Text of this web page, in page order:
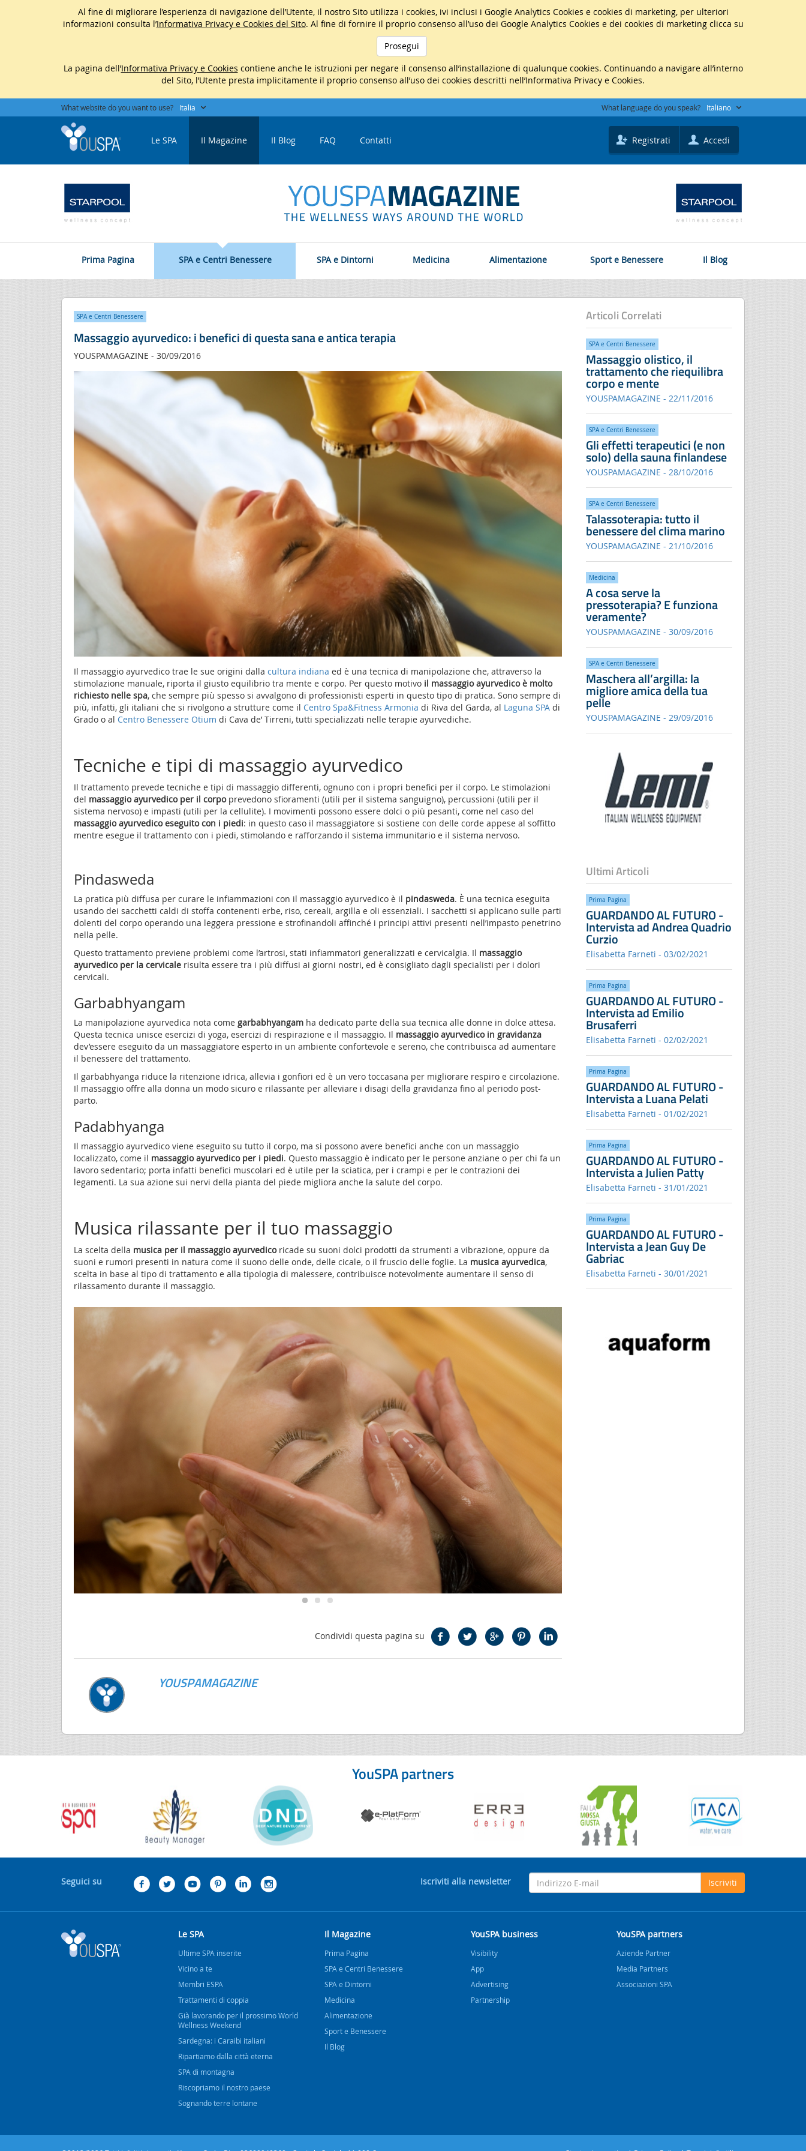
Al fine di migliorare l’esperienza di navigazione dell’Utente, il nostro Sito utilizza i cookies, ivi inclusi i Google Analytics Cookies e cookies di marketing, per ulteriori
informazioni consulta l’Informativa Privacy e Cookies del Sito. Al fine di fornire il proprio consenso all’uso dei Google Analytics Cookies e dei cookies di marketing clicca su
Prosegui
La pagina dell’Informativa Privacy e Cookies contiene anche le istruzioni per negare il consenso all’installazione di qualunque cookies. Continuando a navigare all’interno
del Sito, l’Utente presta implicitamente il proprio consenso all’uso dei cookies descritti nell’Informativa Privacy e Cookies.
What website do you want to use? Italia What language do you speak? Italiano
Le SPA Il Magazine Il Blog FAQ Contatti Registrati Accedi
Prima Pagina SPA e Centri Benessere SPA e Dintorni Medicina Alimentazione Sport e Benessere Il Blog
SPA e Centri Benessere
Massaggio ayurvedico: i benefici di questa sana e antica terapia
YOUSPAMAGAZINE - 30/09/2016
Il massaggio ayurvedico trae le sue origini dalla cultura indiana ed è una tecnica di manipolazione che, attraverso la
stimolazione manuale, riporta il giusto equilibrio tra mente e corpo. Per questo motivo il massaggio ayurvedico è molto
richiesto nelle spa, che sempre più spesso si avvalgono di professionisti esperti in questo tipo di pratica. Sono sempre di
più, infatti, gli italiani che si rivolgono a strutture come il Centro Spa&Fitness Armonia di Riva del Garda, al Laguna SPA di
Grado o al Centro Benessere Otium di Cava de’ Tirreni, tutti specializzati nelle terapie ayurvediche.
Tecniche e tipi di massaggio ayurvedico
Il trattamento prevede tecniche e tipi di massaggio differenti, ognuno con i propri benefici per il corpo. Le stimolazioni
del massaggio ayurvedico per il corpoprevedono sfioramenti (utili per il sistema sanguigno), percussioni (utili per il
sistema nervoso) e impasti (utili per la cellulite). I movimenti possono essere dolci o più pesanti, come nel caso del
massaggio ayurvedico eseguito con i piedi: in questo caso il massaggiatore si sostiene con delle corde appese al soffitto
mentre esegue il trattamento con i piedi, stimolando e rafforzando il sistema immunitario e il sistema nervoso.
Pindasweda
La pratica più diffusa per curare le infiammazioni con il massaggio ayurvedico è il pindasweda. È una tecnica eseguita
usando dei sacchetti caldi di stoffa contenenti erbe, riso, cereali, argilla e oli essenziali. I sacchetti si applicano sulle parti
dolenti del corpo operando una leggera pressione e strofinandoli affinché i principi attivi presenti nell’impasto penetrino
nella pelle.
Questo trattamento previene problemi come l’artrosi, stati infiammatori generalizzati e cervicalgia. Il massaggio
ayurvedico per la cervicale risulta essere tra i più diffusi ai giorni nostri, ed è consigliato dagli specialisti per i dolori
cervicali.
Garbabhyangam
La manipolazione ayurvedica nota come garbabhyangam ha dedicato parte della sua tecnica alle donne in dolce attesa.
Questa tecnica unisce esercizi di yoga, esercizi di respirazione e il massaggio. Il massaggio ayurvedico in gravidanza
dev’essere eseguito da un massaggiatore esperto in un ambiente confortevole e sereno, che contribuisca ad aumentare
il benessere del trattamento.
Il garbabhyanga riduce la ritenzione idrica, allevia i gonfiori ed è un vero toccasana per migliorare respiro e circolazione.
Il massaggio offre alla donna un modo sicuro e rilassante per alleviare i disagi della gravidanza fino al periodo post-
parto.
Padabhyanga
Il massaggio ayurvedico viene eseguito su tutto il corpo, ma si possono avere benefici anche con un massaggio
localizzato, come il massaggio ayurvedico per i piedi. Questo massaggio è indicato per le persone anziane o per chi fa un
lavoro sedentario; porta infatti benefici muscolari ed è utile per la sciatica, per i crampi e per le contrazioni dei
legamenti. La sua azione sui nervi della pianta del piede migliora anche la salute del corpo.
Musica rilassante per il tuo massaggio
La scelta della musica per il massaggio ayurvedicoricade su suoni dolci prodotti da strumenti a vibrazione, oppure da
suoni e rumori presenti in natura come il suono delle onde, delle cicale, o il fruscio delle foglie. La musica ayurvedica,
scelta in base al tipo di trattamento e alla tipologia di malessere, contribuisce notevolmente aumentare il senso di
rilassamento durante il massaggio.
Condividi questa pagina su
YOUSPAMAGAZINE
Articoli Correlati
SPA e Centri Benessere
Massaggio olistico, il
trattamento che riequilibra
corpo e mente
YOUSPAMAGAZINE - 22/11/2016
SPA e Centri Benessere
Gli effetti terapeutici (e non
solo) della sauna finlandese
YOUSPAMAGAZINE - 28/10/2016
SPA e Centri Benessere
Talassoterapia: tutto il
benessere del clima marino
YOUSPAMAGAZINE - 21/10/2016
Medicina
A cosa serve la
pressoterapia? E funziona
veramente?
YOUSPAMAGAZINE - 30/09/2016
SPA e Centri Benessere
Maschera all’argilla: la
migliore amica della tua
pelle
YOUSPAMAGAZINE - 29/09/2016
Ultimi Articoli
Prima Pagina
GUARDANDO AL FUTURO -
Intervista ad Andrea Quadrio
Curzio
Elisabetta Farneti - 03/02/2021
Prima Pagina
GUARDANDO AL FUTURO -
Intervista ad Emilio
Brusaferri
Elisabetta Farneti - 02/02/2021
Prima Pagina
GUARDANDO AL FUTURO -
Intervista a Luana Pelati
Elisabetta Farneti - 01/02/2021
Prima Pagina
GUARDANDO AL FUTURO -
Intervista a Julien Patty
Elisabetta Farneti - 31/01/2021
Prima Pagina
GUARDANDO AL FUTURO -
Intervista a Jean Guy De
Gabriac
Elisabetta Farneti - 30/01/2021
YouSPA partners
Seguici su Iscriviti alla newsletter Iscriviti
Le SPA
Ultime SPA inserite
Vicino a te
Membri ESPA
Trattamenti di coppia
Già lavorando per il prossimo World
Wellness Weekend
Sardegna: i Caraibi italiani
Ripartiamo dalla città eterna
SPA di montagna
Riscopriamo il nostro paese
Sognando terre lontane
Il Magazine
Prima Pagina
SPA e Centri Benessere
SPA e Dintorni
Medicina
Alimentazione
Sport e Benessere
Il Blog
YouSPA business
Visibility
App
Advertising
Partnership
YouSPA partners
Aziende Partner
Media Partners
Associazioni SPA